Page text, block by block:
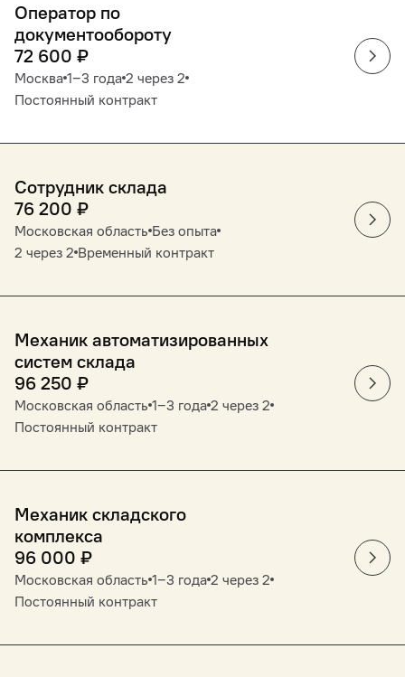
Оператор по
документообороту
72 600 ₽
Москва 1‒3 года 2 через 2
Постоянный контракт
Сотрудник склада
76 200 ₽
Московская область Без опыта
2 через 2 Временный контракт
Механик автоматизированных
систем склада
96 250 ₽
Московская область 1‒3 года 2 через 2
Постоянный контракт
Механик складского
комплекса
96 000 ₽
Московская область 1‒3 года 2 через 2
Постоянный контракт